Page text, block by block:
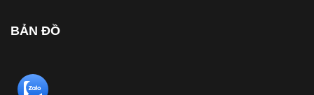
BẢN ĐỒ